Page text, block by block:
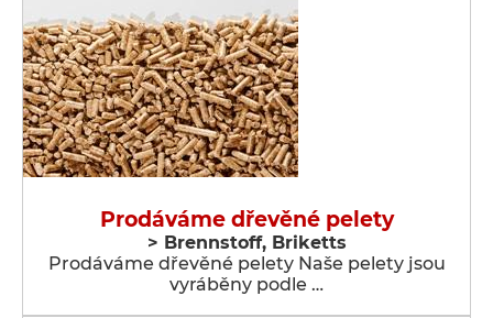
Prodáváme dřevěné pelety
> Brennstoff, Briketts
Prodáváme dřevěné pelety Naše pelety jsou
vyráběny podle …